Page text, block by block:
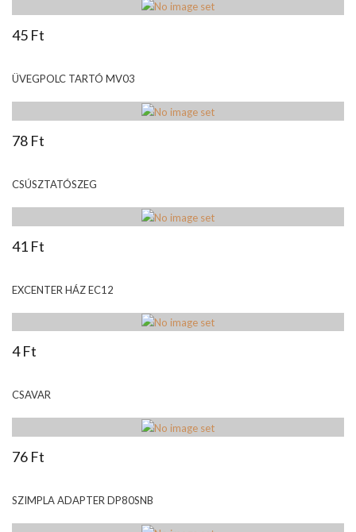
45 Ft
ÜVEGPOLC TARTÓ MV03
78 Ft
CSÚSZTATÓSZEG
41 Ft
EXCENTER HÁZ EC12
4 Ft
CSAVAR
76 Ft
SZIMPLA ADAPTER DP80SNB